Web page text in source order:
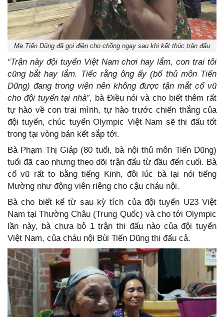
Mẹ Tiến Dũng đã gọi điện cho chồng ngay sau khi kết thúc trận đấu
“Trận này đội tuyển Việt Nam chơi hay lắm, con trai tôi
cũng bắt hay lắm. Tiếc rằng ông ấy (bố thủ môn Tiến
Dũng) đang trong viện nên không được tận mắt cổ vũ
cho đội tuyển tại nhà”, bà Điều nói và cho biết thêm rất
tự hào về con trai mình, tự hào trước chiến thắng của
đội tuyển, chúc tuyển Olympic Việt Nam sẽ thi đấu tốt
trong tại vòng bán kết sắp tới.
Bà Phạm Thị Giáp (80 tuổi, bà nội thủ môn Tiến Dũng)
tuổi đã cao nhưng theo dõi trận đấu từ đầu đến cuối. Bà
cổ vũ rất to bằng tiếng Kinh, đôi lúc bà lại nói tiếng
Mường như động viên riêng cho cậu cháu nội.
Bà cho biết kể từ sau kỳ tích của đội tuyển U23 Việt
Nam tại Thường Châu (Trung Quốc) và cho tới Olympic
lần này, bà chưa bỏ 1 trận thi đấu nào của đội tuyển
Việt Nam, của cháu nội Bùi Tiến Dũng thi đấu cả.